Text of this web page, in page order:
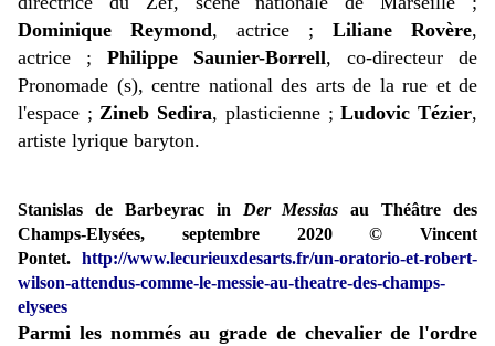
Dominique Reymond, actrice ; Liliane Rovère,
actrice ; Philippe Saunier-Borrell, co-directeur de
Pronomade (s), centre national des arts de la rue et de
l'espace ;Zineb Sedira, plasticienne ;Ludovic Tézier,
artiste lyrique baryton.
Stanislas de Barbeyrac in Der Messias au Théâtre des
Champs-Elysées, septembre 2020 © Vincent
Pontet. http://www.lecurieuxdesarts.fr/un-oratorio-et-robert-
wilson-attendus-comme-le-messie-au-theatre-des-champs-
elysees
Parmi les nommés au grade de chevalier de l'ordre